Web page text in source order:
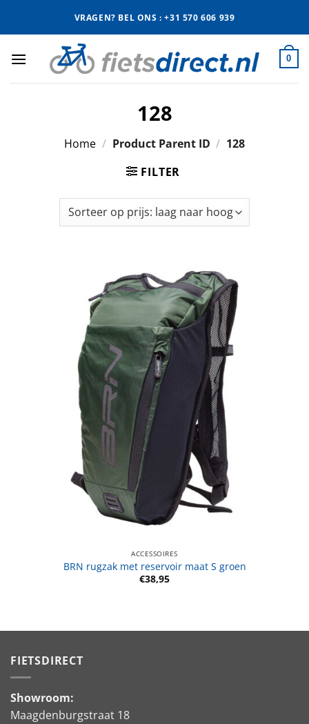
VRAGEN? BEL ONS : +31 570 606 939
0
128
Home / Product Parent ID / 128
FILTER
ACCESSOIRES
BRN rugzak met reservoir maat S groen
€38,95
FIETSDIRECT
Showroom:
Maagdenburgstraat 18